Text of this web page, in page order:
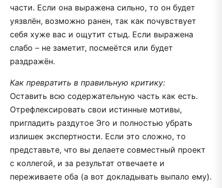
части. Если она выражена сильно, то он будет
уязвлён, возможно ранен, так как почувствует
себя хуже вас и ощутит стыд. Если выражена
слабо – не заметит, посмеётся или будет
раздражён.
Как превратить в правильную критику:
Оставить всю содержательную часть как есть.
Отрефлексировать свои истинные мотивы,
пригладить раздутое Эго и полностью убрать
излишек экспертности. Если это сложно, то
представьте, что вы делаете совместный проект
с коллегой, и за результат отвечаете и
переживаете оба (а вот докладывать выпало ему).